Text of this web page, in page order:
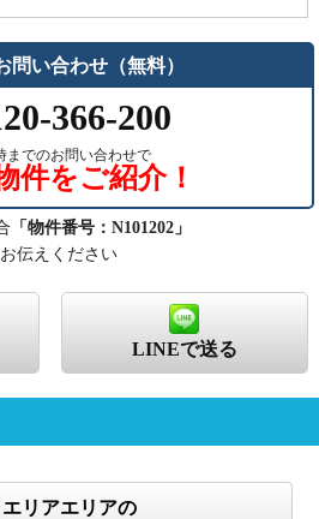
問い合わせ（無料）
366-200
までのお問い合わせで
件をご紹介！
「物件番号：N101202」
伝えください
LINEで送る
リアエリアの